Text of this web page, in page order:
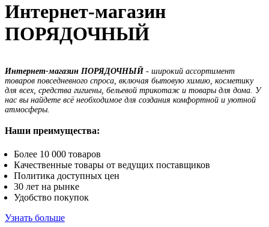
Интернет-магазин
ПОРЯДОЧНЫЙ
Интернет-магазин ПОРЯДОЧНЫЙ- широкий ассортимент
товаров повседневного спроса, включая бытовую химию, косметику
для всех, средства гигиены, бельевой трикотаж и товары для дома. У
нас вы найдете всё необходимое для создания комфортной и уютной
атмосферы.
Наши преимущества:
Более 10 000 товаров
Качественные товары от ведущих поставщиков
Политика доступных цен
30 лет на рынке
Удобство покупок
Узнать больше